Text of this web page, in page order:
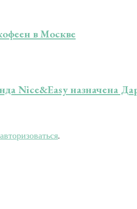
в Москве
Nice&Easy назначена
авторизоваться.